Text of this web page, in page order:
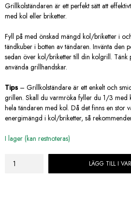
Grillkolständaren är ett perfekt sätt att
med kol eller briketter.
Fyll på med önskad mängd kol/briketter i
tändkuber i botten av tändaren. Invänta den
sedan över kol/briketter till din kolgrill. Tänk
använda grillhandskar.
Tips – Grillkolständare är ett enkelt och
grillen. Skall du varmröka fyller du 1/3
hela tändaren med kol. Då det finns en stor
energimängd i kol/briketter, så
I lager (kan restnoteras)
Napoleon
LÄGG TILL I